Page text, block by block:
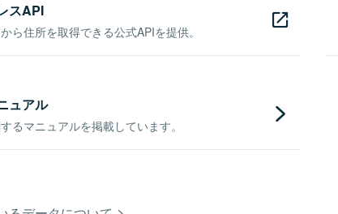
スAPI
ら住所を取得できる公式APIを提供。
ュアル
るマニュアルを掲載しています。